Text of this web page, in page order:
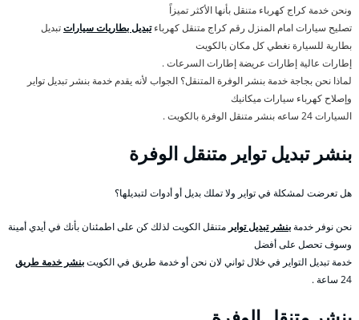
ونحن خدمة كراج كهرباء متنقل بأنها الأكثر تميزاً
تصليح سيارات امام المنزل رقم كراج متنقل كهرباءتبديل بطاريات سياراتتبديل
بطارية للسيارة نغطي كل مكان بالكويت
إطارات عالية إطارات عريضة إطارات السرعات .
لماذا نحن بجاجة خدمة بنشر الوفرة المتنقل؟ الجواب لأنه يقدم خدمة بنشر تبديل تواير
وإصلاح كهرباء سيارات ميكانيك
السيارات 24 ساعه بنشر متنقل الوفرة بالكويت .
بنشر تبديل تواير متنقل الوفرة
هل تعرضت لمشكلة في تواير ولا تملك بديل أو أدوات لتبديلها؟
نحن نوفر خدمةبنشر تبديل تواير متنقل الكويت لذلك كن على اطمئنان بأنك في أيدي أمينة
وسوف تحصل على أفضل
خدمة تبديل التواير في خلال ثواني لان نحن أو خدمة طريق في الكويتبنشر خدمة طريق
24 ساعة .